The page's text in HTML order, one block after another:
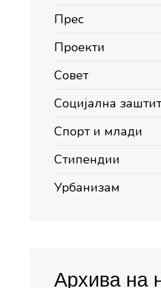
Прес
Проекти
Совет
Социјална
Спорт и млади
Стипендии
Урбанизам
Архива на